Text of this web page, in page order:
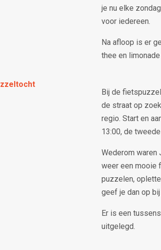
je nu elke
voor iedereen.
Na afloop is er
thee en
Bij de
de straat op
regio. Start en
13:00, de
Wederom waren
weer een mooie
puzzelen,
geef je dan op
Er is een
uitgelegd.